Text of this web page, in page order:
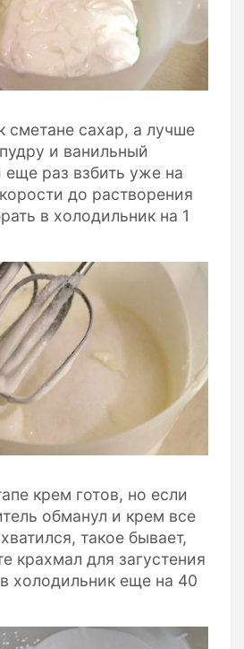
сметане сахар, а лучше
и ванильный
еще раз взбить уже на
до растворения
в холодильник на 1
крем готов, но если
обманул и крем все
такое бывает,
крахмал для загустения
холодильник еще на 40